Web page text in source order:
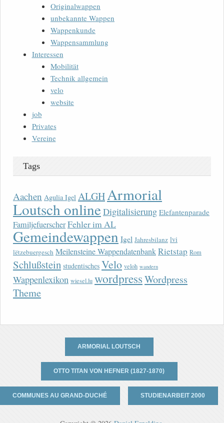
Originalwappen
unbekannte Wappen
Wappenkunde
Wappensammlung
Interessen
Mobilität
Technik allgemein
velo
website
job
Privates
Vereine
Tags
Aachen Agulia Igel ALGHArmorial
Loutsch onlineDigitalisierung Elefantenparade
FamiljefuerscherFehler im AL
Gemeindewappen Igel Jahresbilanz lvi
lëtzebuergesch Meilensteine WappendatenbankRietstap Rom
Schlußstein studentisches Velo veloh wandern
Wappenlexikon wiesel.lu wordpressWordpress
Theme
ARMORIAL LOUTSCH
OTTO TITAN VON HEFNER (1827-1870)
COMMUNES AU GRAND-DUCHÉ STUDIENARBEIT 2000